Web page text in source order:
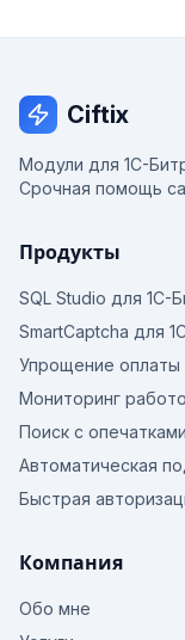
Ciftix
Модули для 1С-
Срочная помощь
Продукты
SQL Studio для 1С-
SmartCaptcha для
Упрощение оплаты
Мониторинг
Поиск с
Автоматическая
Быстрая
Компания
Обо мне